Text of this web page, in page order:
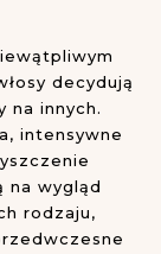
decydują
na innych.
intensywne
na wygląd
rodzaju,